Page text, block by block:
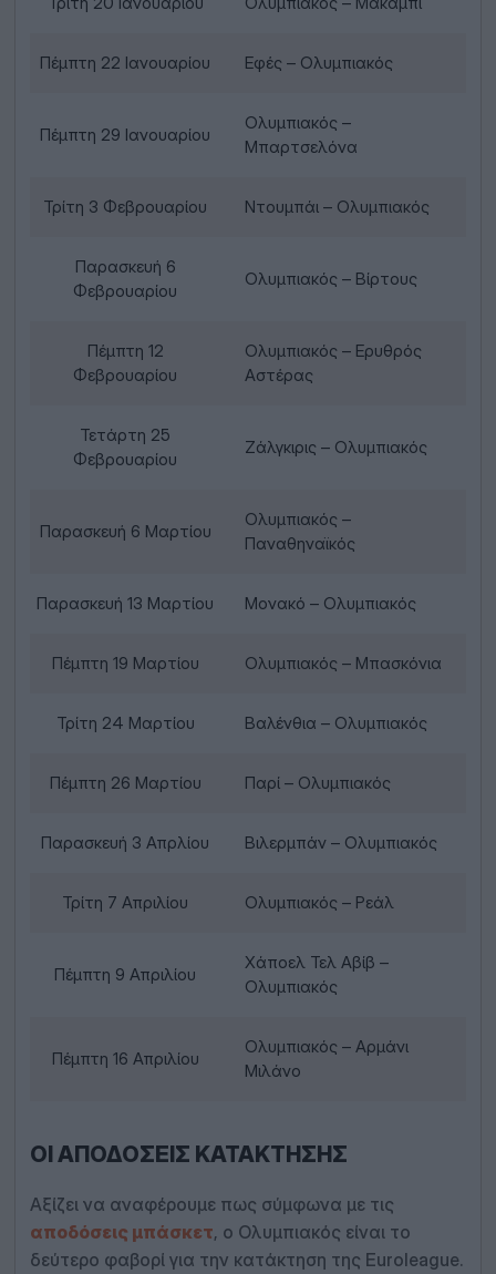
Πέμπτη 22 Ιανουαρίου Εφές – Ολυμπιακός
Πέμπτη 29 Ιανουαρίου
Ολυμπιακός –
Μπαρτσελόνα
Τρίτη 3 Φεβρουαρίου Ντουμπάι – Ολυμπιακός
Παρασκευή 6
Φεβρουαρίου
Ολυμπιακός – Βίρτους
Πέμπτη 12
Φεβρουαρίου
Ολυμπιακός – Ερυθρός
Αστέρας
Τετάρτη 25
Φεβρουαρίου
Ζάλγκιρις – Ολυμπιακός
Παρασκευή 6 Μαρτίου
Ολυμπιακός –
Παναθηναϊκός
Παρασκευή 13 Μαρτίου Μονακό – Ολυμπιακός
Πέμπτη 19 Μαρτίου Ολυμπιακός – Μπασκόνια
Τρίτη 24 Μαρτίου Βαλένθια – Ολυμπιακός
Πέμπτη 26 Μαρτίου Παρί – Ολυμπιακός
Παρασκευή 3 Απρλίου Βιλερμπάν – Ολυμπιακός
Τρίτη 7 Απριλίου Ολυμπιακός – Ρεάλ
Πέμπτη 9 Απριλίου
Χάποελ Τελ Αβίβ –
Ολυμπιακός
Πέμπτη 16 Απριλίου
Ολυμπιακός – Αρμάνι
Μιλάνο
ΟΙ ΑΠΟΔΌΣΕΙΣ ΚΑΤΆΚΤΗΣΗΣ
Αξίζει να αναφέρουμε πως σύμφωνα με τις
αποδόσεις μπάσκετ, ο Ολυμπιακός είναι το
δεύτερο φαβορί για την κατάκτηση της Euroleague.